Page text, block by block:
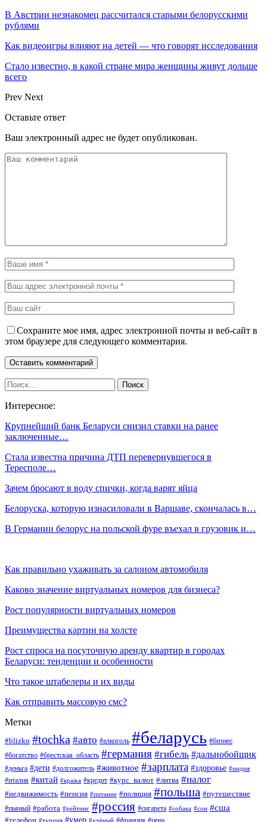
В Австрии незнакомец рассчитался старыми белорусскими
рублями
Как видеоигры влияют на детей — что говорят исследования
Стало известно, в какой стране мира женщины живут дольше
всего
Prev Next
Оставьте ответ
Ваш электронный адрес не будет опубликован.
Сохраните мое имя, адрес электронной почты и веб-сайт в
этом браузере для следующего комментария.
Интересное:
Крупнейший банк Беларуси снизил ставки на ранее
заключенные…
Стала известна причина ДТП перевернувшегося в
Тересполе…
Зачем бросают в воду спички, когда варят яйца
Белоруска, которую изнасиловали в Варшаве, скончалась в…
В Германии белорус на польской фуре въехал в грузовик и…
Как правильно ухаживать за салоном автомобиля
Каково значение виртуальных номеров для бизнеса?
Рост популярности виртуальных номеров
Преимущества картин на холсте
Рост спроса на посуточную аренду квартир в городах
Беларуси: тенденции и особенности
Что такое штабелеры и их виды
Как отправить массовую смс?
Метки
#blizko #tochka #авто #алкоголь #беларусь #бизнес
#богатство #брестская_область #германия #гибель #дальнобойщик
#деньга #дети #долгожитель #животное #зарплата #здоровье #индия
#италия #китай #кража #кредит #курс_валют #литва #налог
#недвижимость #пенсия #питание #полиция #польша #путешествие
#пьяный #работа #рейтинг #россия #сигарета #собака #сон #сша
#телефон #турция #умер #учёный #франция #цена